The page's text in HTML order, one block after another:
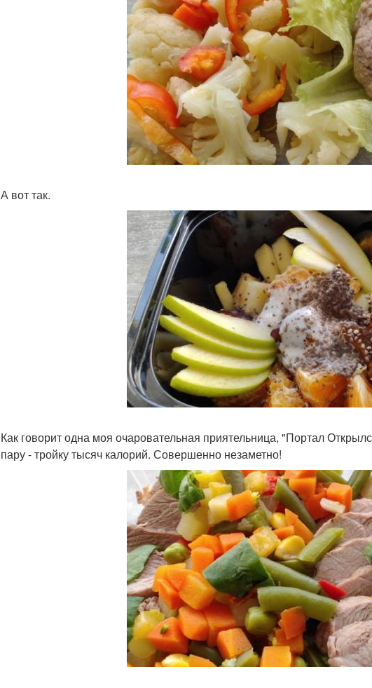
А вот так.
Как говорит одна моя очаровательная приятельница, "Портал
пару - тройку тысяч калорий. Совершенно незаметно!